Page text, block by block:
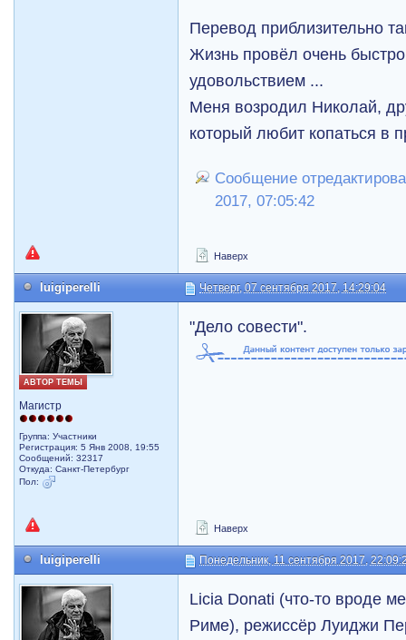
Перевод приблизительно
Жизнь провёл очень
удовольствием ...
Меня возродил Николай,
который любит копаться в
Сообщение
2017, 07:05:42
Наверх
luigiperelli Четверг, 07 сентября 2017, 14:29:04
АВТОР ТЕМЫ
Магистр
Группа: Участники
Регистрация: 5 Янв 2008, 19:55
Сообщений: 32317
Откуда: Санкт-Петербург
Пол:
"Дело совести".
Наверх
luigiperelli Понедельник, 11 сентября 2017,
Licia Donati (что-то вроде
Риме), режиссёр Луиджи